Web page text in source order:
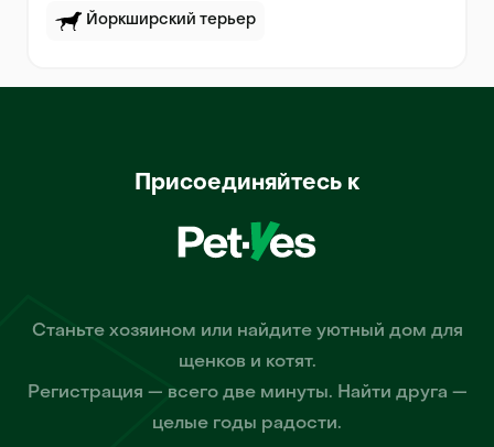
Йоркширский терьер
Присоединяйтесь к
Станьте хозяином или найдите уютный дом для
щенков и котят.
Регистрация — всего две минуты. Найти друга —
целые годы радости.